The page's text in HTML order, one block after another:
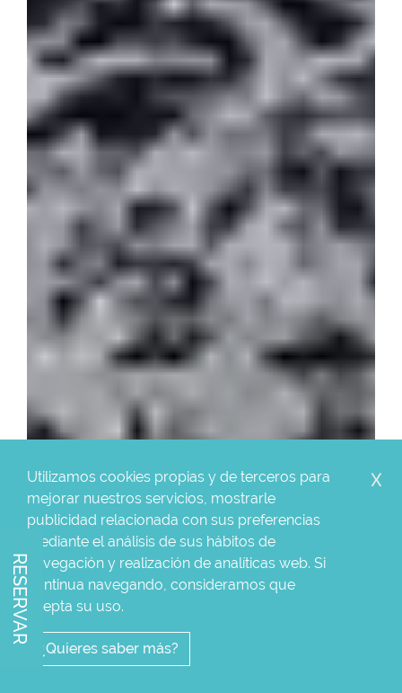
Utilizamos cookies propias y de terceros para
mejorar nuestros servicios, mostrarle
publicidad relacionada con sus preferencias
mediante el análisis de sus hábitos de
navegación y realización de analíticas web. Si
continua navegando, consideramos que
acepta su uso.
¿Quieres saber más?
X
RESERVAR BEBARCELONER
ALQUILER DE
APARTAMENTOS